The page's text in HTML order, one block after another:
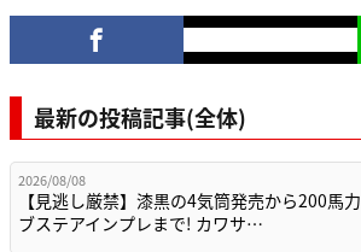
最新の投稿記事(全体)
2026/08/08
【見逃し厳禁】漆黒の4気筒発売から200馬
ブステアインプレまで! カワサ…